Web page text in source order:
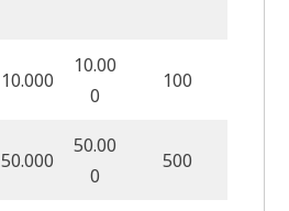
10.000
10.00
0
100
50.000
50.00
0
500